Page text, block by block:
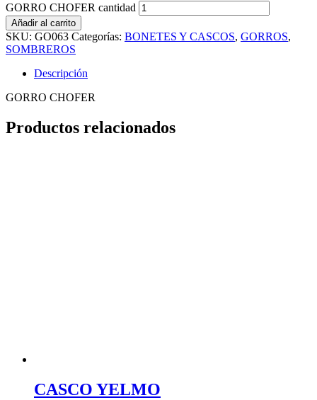
GORRO CHOFER cantidad
Añadir al carrito
SKU: GO063 Categorías: BONETES Y CASCOS, GORROS,
SOMBREROS
Descripción
GORRO CHOFER
Productos relacionados
CASCO YELMO